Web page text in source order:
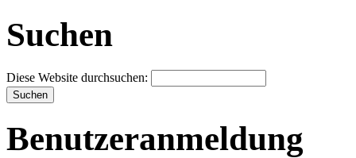
Suchen
Diese Website durchsuchen:
Benutzeranmeldung